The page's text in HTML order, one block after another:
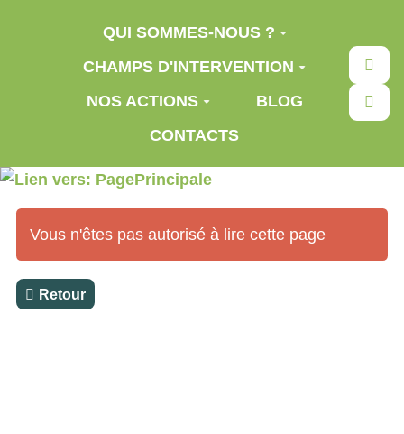
QUI SOMMES-NOUS ?
CHAMPS D'INTERVENTION
NOS ACTIONS
BLOG
CONTACTS
Vous n'êtes pas autorisé à lire cette page
Retour